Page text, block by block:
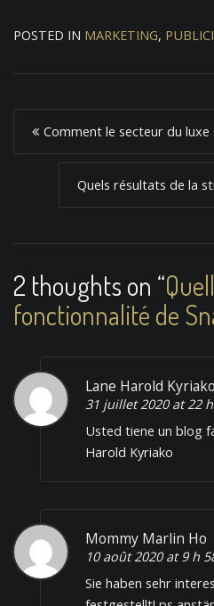
POSTED IN MARKETING,
o
n
a
v
i
a
t
Comment le secteur du luxe
Quels résultats de la
2 thoughts on “
fonctionnalité de
Lane Harold Kyriako
31 juillet 2020 at 22
Usted tiene un blog
Harold Kyriako
Mommy Marlin Ho
10 août 2020 at 9 h
Sie haben sehr